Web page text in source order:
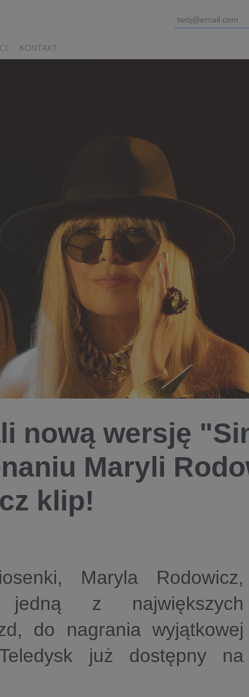
KONTAKT
nową wersję
Maryli
klip!
Maryla Rodowicz,
jedną z największych
do nagrania wyjątkowej
już dostępny na